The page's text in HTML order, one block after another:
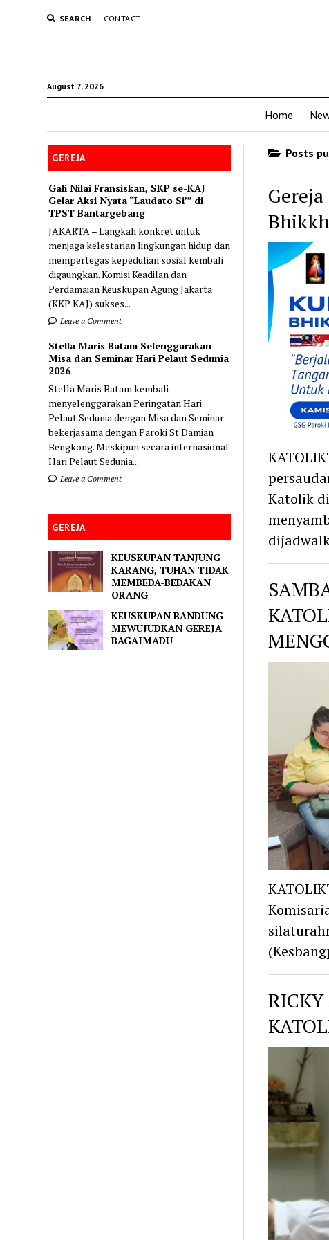
SEARCH CONTACT
August 7, 2026
Home
GEREJA
Gali Nilai Fransiskan, SKP se-KAJ
Gelar Aksi Nyata “Laudato Si’” di
TPST Bantargebang
JAKARTA – Langkah konkret untuk
menjaga kelestarian lingkungan hidup dan
mempertegas kepedulian sosial kembali
digaungkan. Komisi Keadilan dan
Perdamaian Keuskupan Agung Jakarta
(KKP KAJ) sukses...
Leave a Comment
Stella Maris Batam Selenggarakan
Misa dan Seminar Hari Pelaut Sedunia
2026
Stella Maris Batam kembali
menyelenggarakan Peringatan Hari
Pelaut Sedunia dengan Misa dan Seminar
bekerjasama dengan Paroki St Damian
Bengkong. Meskipun secara internasional
Hari Pelaut Sedunia...
Leave a Comment
GEREJA
KEUSKUPAN TANJUNG
KARANG, TUHAN TIDAK
MEMBEDA-BEDAKAN
ORANG
KEUSKUPAN BANDUNG
MEWUJUDKAN GEREJA
BAGAIMADU
Posts
Katolik